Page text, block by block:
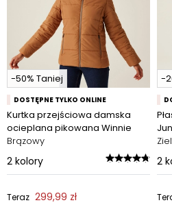
-50% Taniej
DOSTĘPNE TYLKO ONLINE
Kurtka przejściowa damska
ocieplana pikowana Winnie
Brązowy
2 kolory
Teraz 299,99 zł
-
2